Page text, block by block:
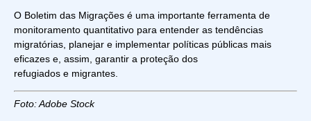
O Boletim das Migrações é uma importante ferramenta de
monitoramento quantitativo para entender as tendências
migratórias, planejar e implementar políticas públicas mais
eficazes e, assim, garantir a proteção dos
refugiados e migrantes.
Foto: Adobe Stock